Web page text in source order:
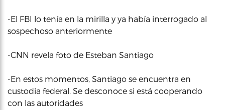
-El FBI lo tenía en la mirilla y ya había interrogado al
sospechoso anteriormente
-CNN revela foto de Esteban Santiago
-En estos momentos, Santiago se encuentra en
custodia federal. Se desconoce si está cooperando
con las autoridades